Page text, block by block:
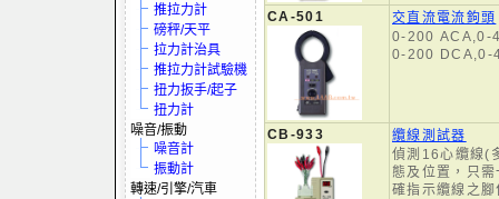
推拉力計
磅秤/天平
拉力計治具
推拉力計試驗機
扭力扳手/起子
扭力計
噪音/振動
噪音計
振動計
轉速/引擎/汽車
CA-501
交直流電流鉤頭
0-200 ACA,0-
0-200 DCA,0-
CB-933
纜線測試器
偵測16心纜線(
態及位置，只
確指示纜線之腳